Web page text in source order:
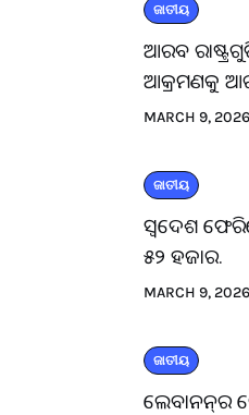
ଜାତୀୟ
ଆରବ
ଆକ୍ରମଣକୁ
MARCH 9, 2026
ଜାତୀୟ
ସ୍ବଦେଶ
୫୨ ହଜାର.
MARCH 9, 2026
ଜାତୀୟ
ଲେବାନନ୍‌ର